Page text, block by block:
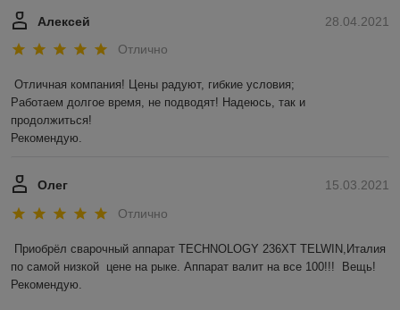
28.04.2021
Алексей
Отлично
Отличная компания! Цены радуют, гибкие условия;
Работаем долгое время, не подводят! Надеюсь, так и
продолжиться!
Рекомендую.
15.03.2021
Олег
Отлично
Приобрёл сварочный аппарат TECHNOLOGY 236ХТ TELWIN,Италия
по самой низкой  цене на рыке. Аппарат валит на все 100!!!  Вещь!
Рекомендую.